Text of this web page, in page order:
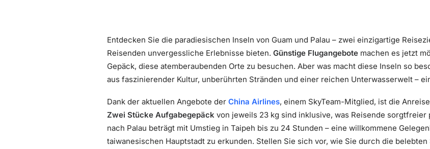
Entdecken Sie die paradiesischen Inseln von Guam und Palau – zwei einzigartige
Reisenden unvergessliche Erlebnisse bieten. Günstige Flugangebote machen es jetzt
Gepäck, diese atemberaubenden Orte zu besuchen. Aber was macht diese Inseln so
aus faszinierender Kultur, unberührten Stränden und einer reichen Unterwasserwelt –
Dank der aktuellen Angebote der China Airlines, einem SkyTeam-Mitglied, ist die
Zwei Stücke Aufgabegepäck von jeweils 23 kg sind inklusive, was Reisende sorgtfreier
nach Palau beträgt mit Umstieg in Taipeh bis zu 24 Stunden – eine willkommene
taiwanesischen Hauptstadt zu erkunden. Stellen Sie sich vor, wie Sie durch die